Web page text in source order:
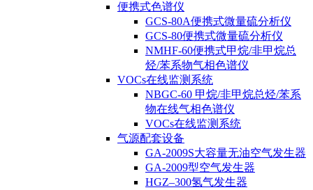
便携式色谱仪
GCS-80A便携式微量硫分析仪
GCS-80便携式微量硫分析仪
NMHF-60便携式甲烷/非甲烷总
烃/苯系物气相色谱仪
VOCs在线监测系统
NBGC-60 甲烷/非甲烷总烃/苯系
物在线气相色谱仪
VOCs在线监测系统
气源配套设备
GA-2009S大容量无油空气发生器
GA-2009型空气发生器
HGZ–300氢气发生器